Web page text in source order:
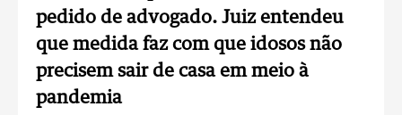
pedido de advogado. Juiz entendeu
que medida faz com que idosos não
precisem sair de casa em meio à
pandemia